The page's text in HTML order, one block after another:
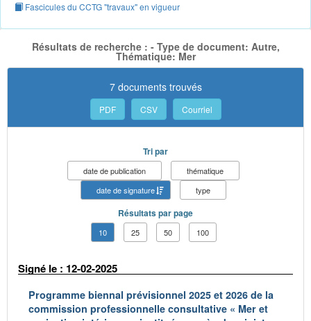
Fascicules du CCTG "travaux" en vigueur
Résultats de recherche : - Type de document: Autre,
Thématique: Mer
7 documents trouvés
PDF CSV Courriel
Tri par
date de publication
thématique
date de signature
type
Résultats par page
10 25 50 100
Signé le : 12-02-2025
Programme biennal prévisionnel 2025 et 2026 de la
commission professionnelle consultative « Mer et